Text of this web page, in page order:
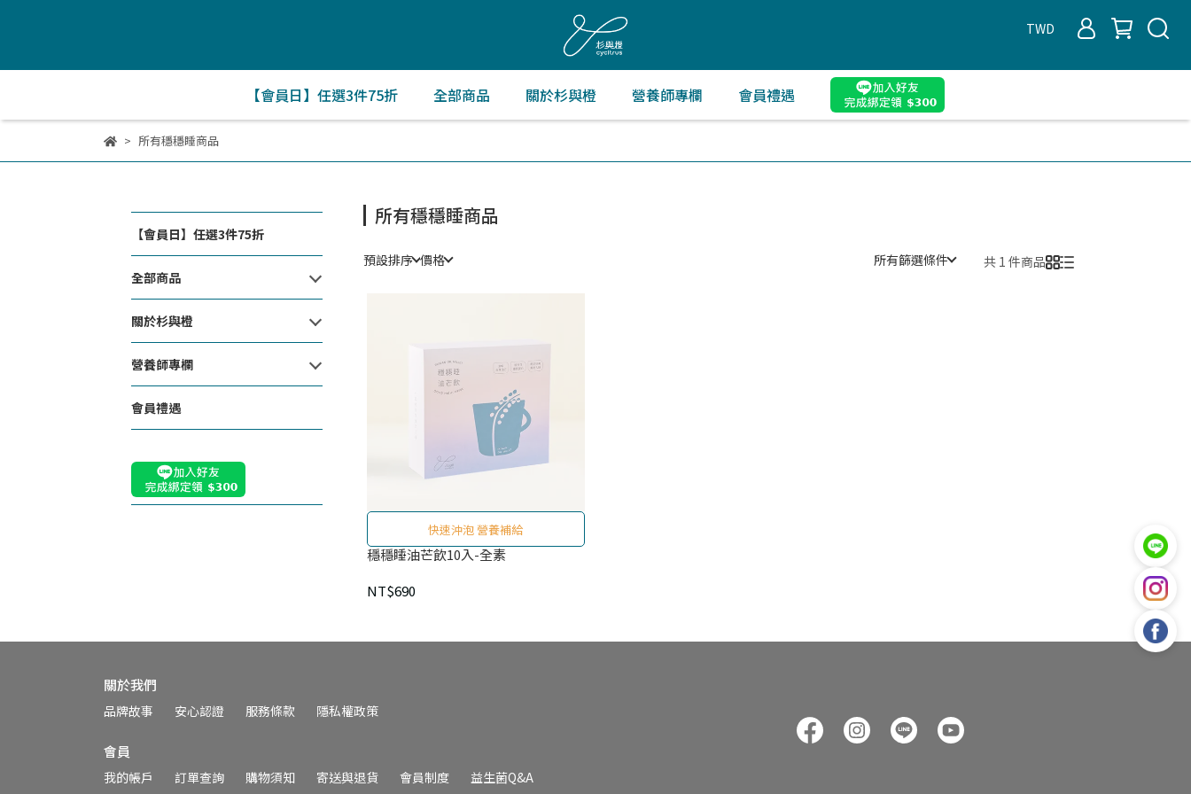
TWD
【會員日】任選3件75折 全部商品 關於杉與橙 營養師專欄 會員禮遇
所有穩穩睡商品
【會員日】任選3件75折
全部商品
關於杉與橙
營養師專欄
會員禮遇
所有穩穩睡商品
預設排序 價格 所有篩選條件 共 1 件商品
快速沖泡 營養補給
穩穩睡油芒飲10入-全素
NT$690
關於我們
品牌故事 安心認證 服務條款 隱私權政策
會員
我的帳戶 訂單查詢 購物須知 寄送與退貨 會員制度 益生菌Q&A